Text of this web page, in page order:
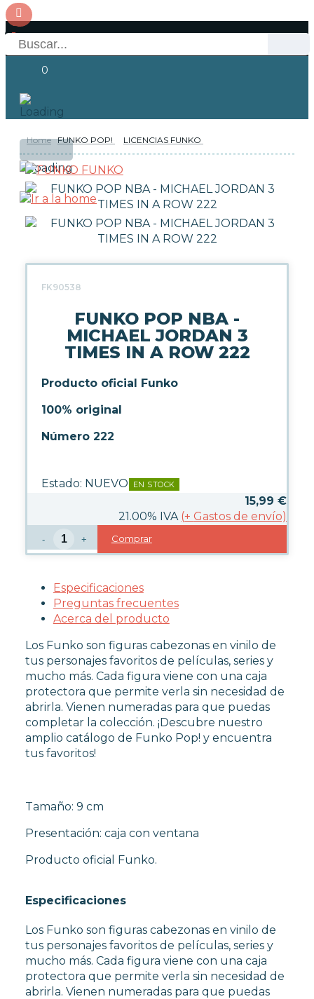
0
Acceso
OFERTAS
RESERVAS
NOVEDADES
FUNKO POP!
LICENCIAS FUNKO
FUNKO POP ANIMACIÓN
FUNKO POP ANIME
FUNKO POP DC COMICS
ANILLOS
FUNKO POP HARRY POTTER
FUNKO POP MARVEL
FUNKO POP ONE PIECE
FUNKO POP STAR WARS
FUNKO POP STRANGER
THINGS
FUNKO POP TERROR
FUNKO POP VIDEOJUEGOS
PROTECTORES FUNKO POP
FUNKO POP DAÑADOS
COLECCIONISMO
WARHAMMER
MERCHANDISING
OUTLET
Home FUNKO POP! LICENCIAS FUNKO
FUNKO
FK90538
FUNKO POP NBA -
MICHAEL JORDAN 3
TIMES IN A ROW 222
Producto oficial Funko
100% original
Número 222
Estado: NUEVO EN STOCK
15,99 €
21.00% IVA (+ Gastos de envío)
- + Comprar
Especificaciones
Preguntas frecuentes
Acerca del producto
Los Funko son figuras cabezonas en vinilo de
tus personajes favoritos de películas, series y
mucho más. Cada figura viene con una caja
protectora que permite verla sin necesidad de
abrirla. Vienen numeradas para que puedas
completar la colección. ¡Descubre nuestro
amplio catálogo de Funko Pop! y encuentra
tus favoritos!
Tamaño: 9 cm
Presentación: caja con ventana
Producto oficial Funko.
Especificaciones
Los Funko son figuras cabezonas en vinilo de
tus personajes favoritos de películas, series y
mucho más. Cada figura viene con una caja
protectora que permite verla sin necesidad de
abrirla. Vienen numeradas para que puedas